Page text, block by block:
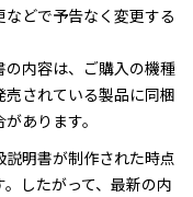
どで予告なく変更する
内容は、ご購入の機種
されている製品に同梱
あります。
明書が制作された時点
したがって、最新の内